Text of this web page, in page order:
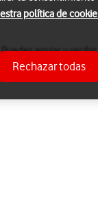
Puedes enviar y
política de
Rechazar todas